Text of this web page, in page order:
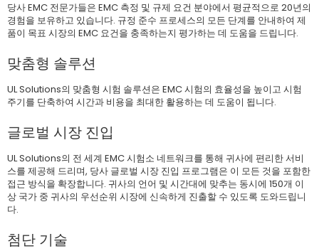
당사 EMC 전문가들은 EMC 측정 및 규제 요건 분야에서 평균적으로 20년의
경험을 보유하고 있습니다. 규정 준수 프로세스의 모든 단계를 안내하여 제
품이 목표 시장의 EMC 요건을 충족하는지 평가하는 데 도움을 드립니다.
맞춤형 솔루션
UL Solutions의 맞춤형 시험 솔루션은 EMC 시험의 효율성을 높이고 시험
주기를 단축하여 시간과 비용을 최대한 활용하는 데 도움이 됩니다.
글로벌 시장 진입
UL Solutions의 전 세계 EMC 시험소 네트워크를 통해 귀사에 편리한 서비
스를 제공해 드리며, 당사 글로벌 시장 진입 프로그램은 이 모든 것을 포함한
접근 방식을 확장합니다. 귀사의 언어 및 시간대에 맞추는 동시에 150개 이
상 국가 중 귀사의 우선순위 시장에 신속하게 진출할 수 있도록 도와드립니
다.
첨단 기술